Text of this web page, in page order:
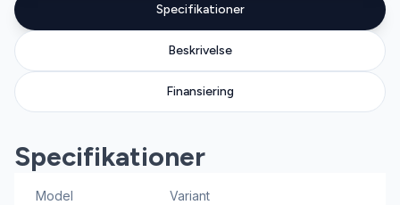
Specifikationer
Beskrivelse
Finansiering
Specifikationer
Model Variant